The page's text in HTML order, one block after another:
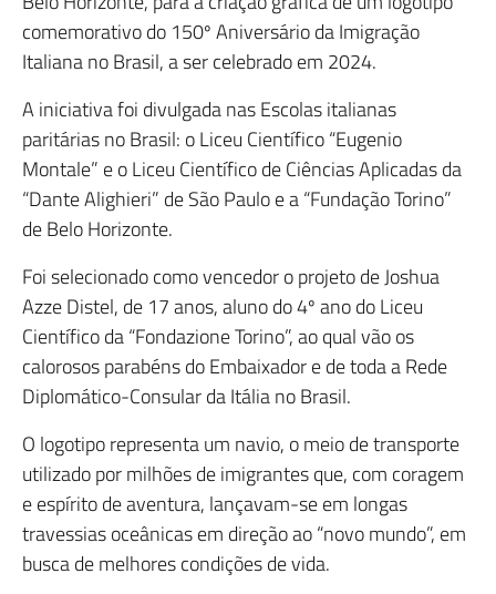
comemorativo do 150º Aniversário da Imigração
Italiana no Brasil, a ser celebrado em 2024.
A iniciativa foi divulgada nas Escolas italianas
paritárias no Brasil: o Liceu Científico “Eugenio
Montale” e o Liceu Científico de Ciências Aplicadas da
“Dante Alighieri” de São Paulo e a “Fundação Torino”
de Belo Horizonte.
Foi selecionado como vencedor o projeto de Joshua
Azze Distel, de 17 anos, aluno do 4º ano do Liceu
Científico da “Fondazione Torino”, ao qual vão os
calorosos parabéns do Embaixador e de toda a Rede
Diplomático-Consular da Itália no Brasil.
O logotipo representa um navio, o meio de transporte
utilizado por milhões de imigrantes que, com coragem
e espírito de aventura, lançavam-se em longas
travessias oceânicas em direção ao “novo mundo”, em
busca de melhores condições de vida.